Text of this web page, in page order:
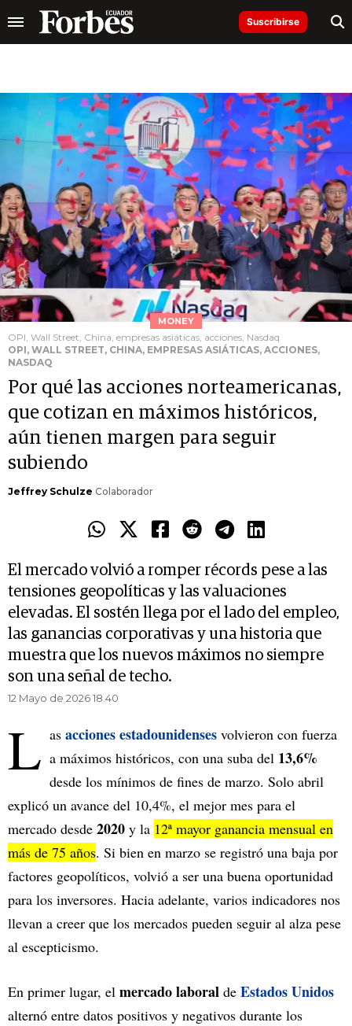
Suscribirse
MONEY
OPI, Wall Street, China, empresas asiáticas, acciones, Nasdaq
OPI, WALL STREET, CHINA, EMPRESAS ASIÁTICAS, ACCIONES,
NASDAQ
Por qué las acciones norteamericanas,
que cotizan en máximos históricos,
aún tienen margen para seguir
subiendo
Jeffrey Schulze Colaborador
El mercado volvió a romper récords pese a las
tensiones geopolíticas y las valuaciones
elevadas. El sostén llega por el lado del empleo,
las ganancias corporativas y una historia que
muestra que los nuevos máximos no siempre
son una señal de techo.
12 Mayo de 2026 18.40
L as acciones estadounidenses volvieron con fuerza
a máximos históricos, con una suba del 13,6%
desde los mínimos de fines de marzo. Solo abril
explicó un avance del 10,4%, el mejor mes para el
mercado desde 2020 y la 12ª mayor ganancia mensual en
más de 75 años. Si bien en marzo se registró una baja por
factores geopolíticos, volvió a ser una buena oportunidad
para los inversores. Hacia adelante, varios indicadores nos
llevan a creer que los mercados pueden seguir al alza pese
al escepticismo.
En primer lugar, el mercado laboral de Estados Unidos
alternó entre datos positivos y negativos durante los